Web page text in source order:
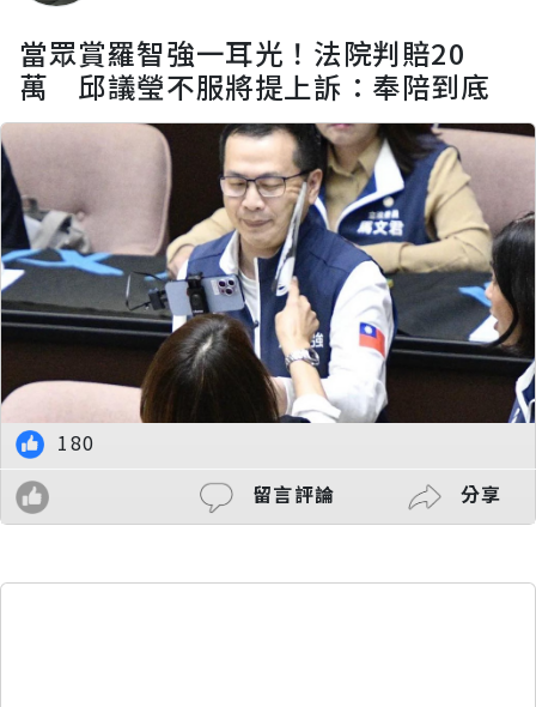
當眾賞羅智強一耳光！法院判賠20
萬 邱議瑩不服將提上訴：奉陪到底
180
留言評論
分享